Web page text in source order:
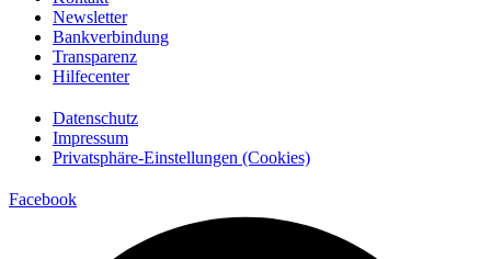
Newsletter
Bankverbindung
Transparenz
Hilfecenter
Datenschutz
Impressum
Privatsphäre-Einstellungen (Cookies)
Facebook